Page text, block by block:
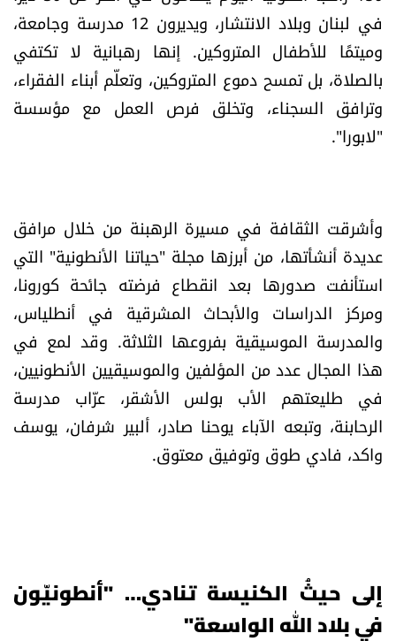
في لبنان وبلاد الانتشار، ويديرون 12 مدرسة وجامعة،
وميتمًا للأطفال المتروكين. إنها رهبانية لا تكتفي
بالصلاة، بل تمسح دموع المتروكين، وتعلّم أبناء الفقراء،
وترافق السجناء، وتخلق فرص العمل مع مؤسسة
"لابورا".
وأشرقت الثقافة في مسيرة الرهبنة من خلال مرافق
عديدة أنشأتها، من أبرزها مجلة "حياتنا الأنطونية" التي
استأنفت صدورها بعد انقطاع فرضته جائحة كورونا،
ومركز الدراسات والأبحاث المشرقية في أنطلياس،
والمدرسة الموسيقية بفروعها الثلاثة. وقد لمع في
هذا المجال عدد من المؤلفين والموسيقيين الأنطونيين،
في طليعتهم الأب بولس الأشقر، عرّاب مدرسة
الرحابنة، وتبعه الآباء يوحنا صادر، ألبير شرفان، يوسف
واكد، فادي طوق وتوفيق معتوق.
إلى حيثُ الكنيسة تنادي… "أنطونيّون
في بلاد الله الواسعة"